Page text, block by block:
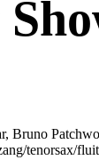
Bruno
tenorsax/